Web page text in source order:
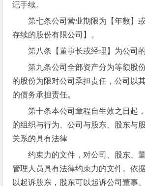
记手续。
第七条公司营业期限为【年数】
存续的股份有限公司】。
第八条【董事长或经理】为公司
第九条公司全部资产分为等额股
的股份为限对公司承担责任，公司以
的债务承担责任。
第十条本公司章程自生效之日起
的组织与行为、公司与股东、股东与
关系的具有法律
约束力的文件，对公司、股东、
管理人员具有法律约束力的文件。依
以起诉股东，股东可以起诉公司董事